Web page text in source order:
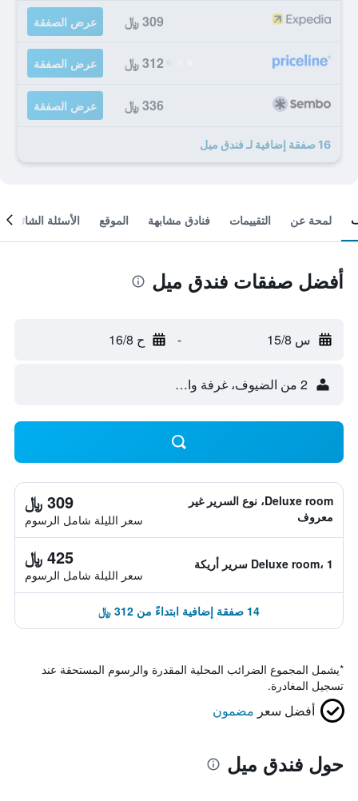
309 ﷼ عرض الصفقة
312 ﷼ عرض الصفقة
336 ﷼ عرض الصفقة
16 صفقة إضافية لـ فندق ميل
لمحة عن التقييمات فنادق مشابهة الموقع الأسئلة الشائعة
أفضل صفقات فندق ميل
س 15/8 - ح 16/8
2 من الضيوف، غرفة واحدة
Deluxe room، نوع السرير غير
معروف
309 ﷼
سعر الليلة شامل الرسوم
Deluxe room، 1 سرير أريكة 425 ﷼
سعر الليلة شامل الرسوم
14 صفقة إضافية ابتداءً من 312 ﷼
*يشمل المجموع الضرائب المحلية المقدرة والرسوم المستحقة عند
تسجيل المغادرة.
أفضل سعر مضمون
حول فندق ميل